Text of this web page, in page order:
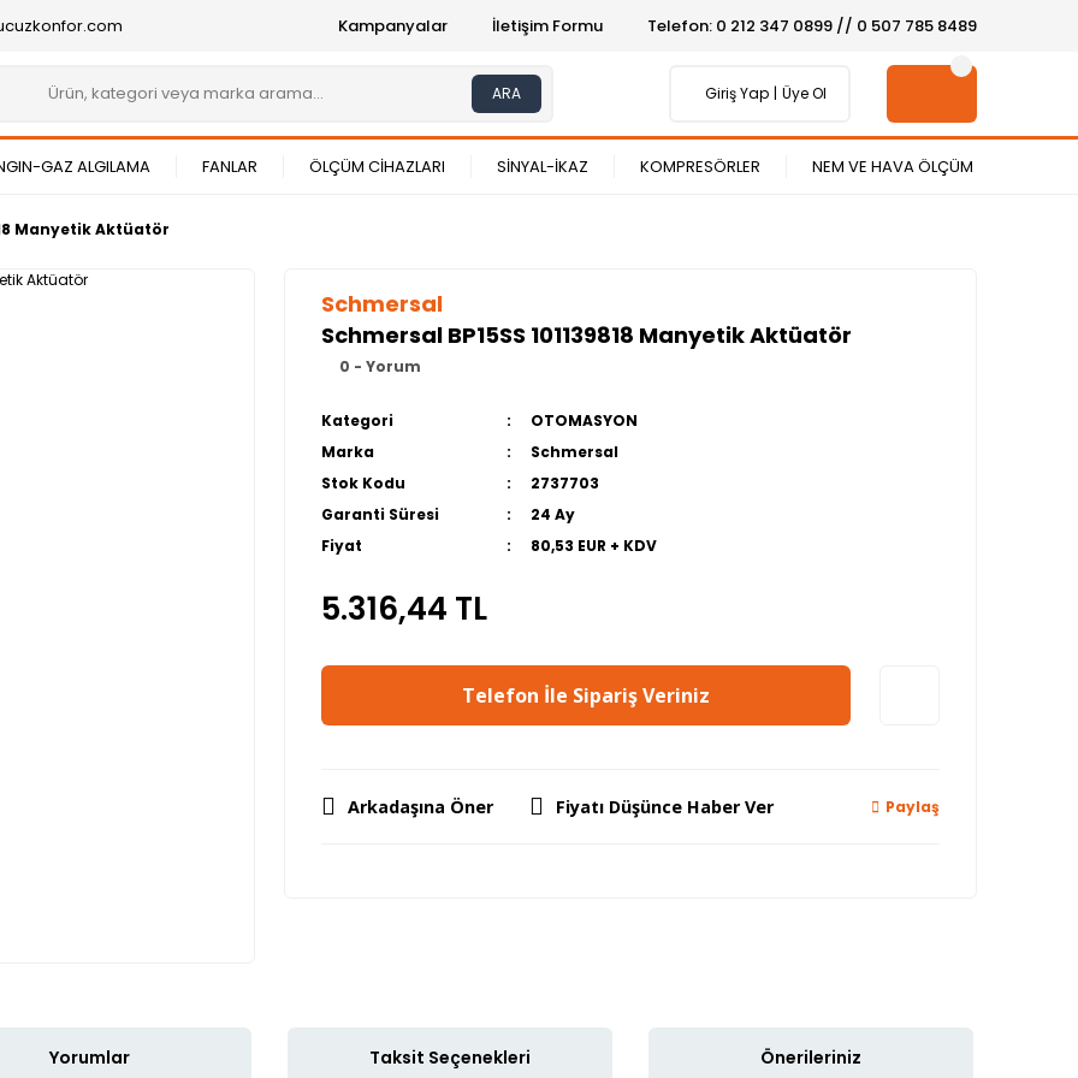
Kampanyalar İletişim Formu Telefon: 0 212 347 0899 // 0 507 785 8489
ARA Giriş Yap Üye Ol
GAZ ALGILAMA FANLAR ÖLÇÜM CİHAZLARI SİNYAL-İKAZ KOMPRESÖRLER NEM VE HAVA ÖLÇÜM
Manyetik Aktüatör
Schmersal
Schmersal BP15SS 101139818 Manyetik Aktüatör
0 - Yorum
Kategori
OTOMASYON
Marka
Schmersal
Stok Kodu
2737703
Garanti Süresi
24 Ay
Fiyat
80,53 EUR + KDV
5.316,44 TL
Telefon İle Sipariş Veriniz
Arkadaşına Öner Fiyatı Düşünce Haber Ver Paylaş
Yorumlar Taksit Seçenekleri Önerileriniz